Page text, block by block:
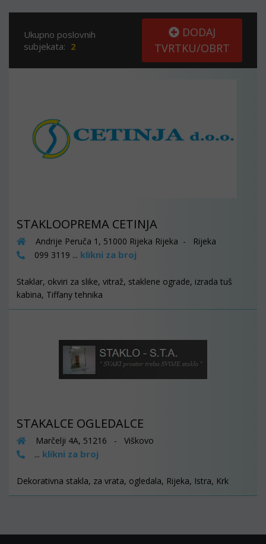
Ukupno poslovnih
subjekata: 2
DODAJ
TVRTKU/OBRT
STAKLOOPREMA CETINJA
Andrije Peruča 1, 51000 Rijeka Rijeka - Rijeka
099 3119 ... klikni za broj
Staklar, okviri za slike, vitraž, staklene ograde, izrada tuš
kabina, Tiffany tehnika
STAKALCE OGLEDALCE
Marčelji 4A, 51216 - Viškovo
... klikni za broj
Dekorativna stakla, za vrata, ogledala, Rijeka, Istra, Krk